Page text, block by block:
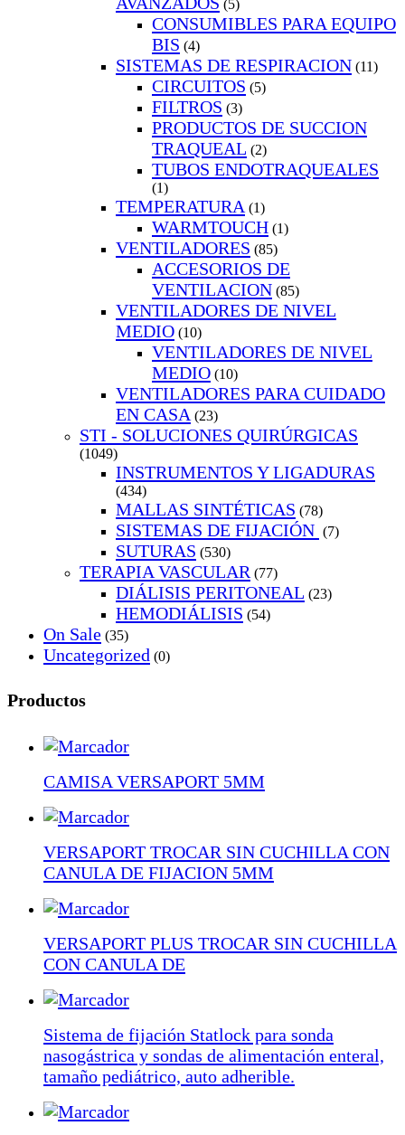
(5)
CONSUMIBLES PARA EQUIPO
BIS (4)
SISTEMAS DE RESPIRACION (11)
CIRCUITOS (5)
FILTROS (3)
PRODUCTOS DE SUCCION
TRAQUEAL (2)
TUBOS ENDOTRAQUEALES
(1)
TEMPERATURA (1)
WARMTOUCH (1)
VENTILADORES (85)
ACCESORIOS DE
VENTILACION (85)
VENTILADORES DE NIVEL
MEDIO (10)
VENTILADORES DE NIVEL
MEDIO (10)
VENTILADORES PARA CUIDADO
EN CASA (23)
STI - SOLUCIONES QUIRÚRGICAS
(1049)
INSTRUMENTOS Y LIGADURAS
(434)
MALLAS SINTÉTICAS (78)
SISTEMAS DE FIJACIÓN (7)
SUTURAS (530)
TERAPIA VASCULAR (77)
DIÁLISIS PERITONEAL (23)
HEMODIÁLISIS (54)
On Sale (35)
Uncategorized (0)
Productos
CAMISA VERSAPORT 5MM
VERSAPORT TROCAR SIN CUCHILLA CON
CANULA DE FIJACION 5MM
VERSAPORT PLUS TROCAR SIN CUCHILLA
CON CANULA DE
Sistema de fijación Statlock para sonda
nasogástrica y sondas de alimentación enteral,
tamaño pediátrico, auto adherible.